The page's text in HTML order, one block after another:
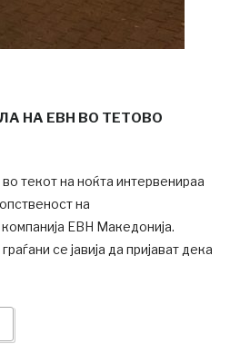
НА ЕВН ВО ТЕТОВО
текот на ноќта интервенираа
на
ЕВН Македонија.
се јавија да пријават дека